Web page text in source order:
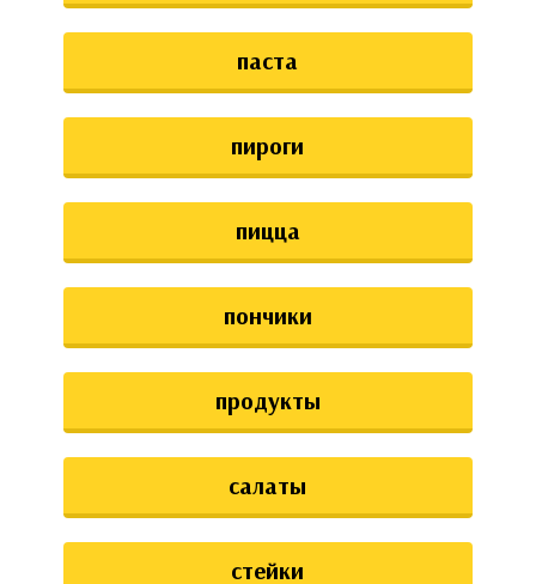
паста
пироги
пицца
пончики
продукты
салаты
стейки